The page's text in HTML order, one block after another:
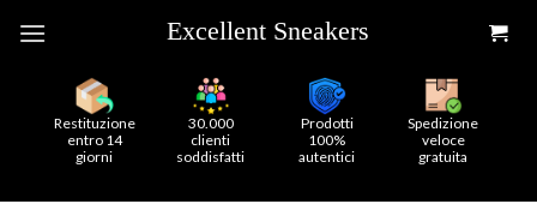
Restituzione
entro 14
giorni
30.000
clienti
soddisfatti
Prodotti
100%
autentici
Spedizione
veloce
gratuita